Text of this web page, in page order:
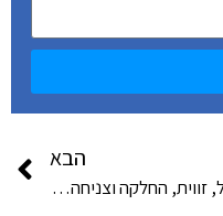
הבא
גבול, זווית, החלקה וצניחה: כל הפרטים על עיצוב שפתיים